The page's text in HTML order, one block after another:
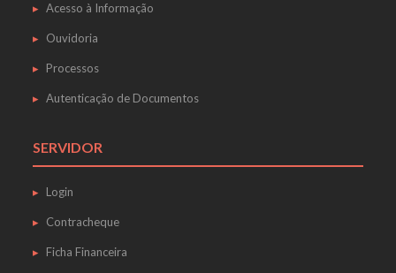
Acesso à Informação
Ouvidoria
Processos
Autenticação de Documentos
SERVIDOR
Login
Contracheque
Ficha Financeira